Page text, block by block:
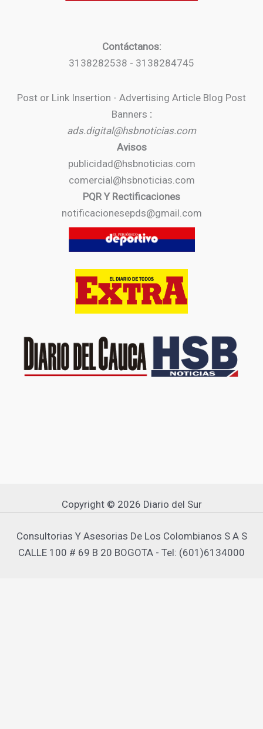
Contáctanos:
3138282538 - 3138284745
Post or Link Insertion - Advertising Article Blog Post
Banners :
ads.digital@hsbnoticias.com
Avisos
publicidad@hsbnoticias.com
comercial@hsbnoticias.com
PQR Y Rectificaciones
notificacionesepds@gmail.com
Copyright © 2026 Diario del Sur
Consultorias Y Asesorias De Los Colombianos S A S
CALLE 100 # 69 B 20 BOGOTA - Tel: (601)6134000